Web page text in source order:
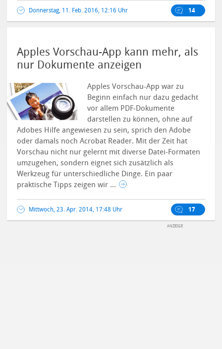
Donnerstag, 11. Feb. 2016, 12:16 Uhr 14
Apples Vorschau-App kann mehr, als
nur Dokumente anzeigen
Apples Vorschau-App war zu
Beginn einfach nur dazu gedacht
vor allem PDF-Dokumente
darstellen zu können, ohne auf
Adobes Hilfe angewiesen zu sein, sprich den Adobe
oder damals noch Acrobat Reader. Mit der Zeit hat
Vorschau nicht nur gelernt mit diverse Datei-Formaten
umzugehen, sondern eignet sich zusätzlich als
Werkzeug für unterschiedliche Dinge. Ein paar
praktische Tipps zeigen wir ...
Mittwoch, 23. Apr. 2014, 17:48 Uhr 17